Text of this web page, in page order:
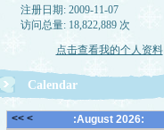
注册日期: 2009-11-07
访问总量: 18,822,889 次
点击查看我的个人资料
Calendar